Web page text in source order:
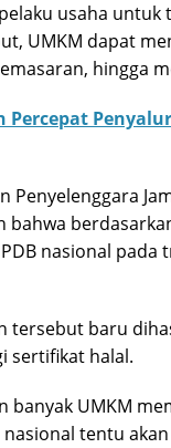
usaha
UMKM dapat
hingga
Percepat
Penyelenggara
bahwa
nasional pada
tersebut baru
sertifikat halal.
banyak UMKM
tentu